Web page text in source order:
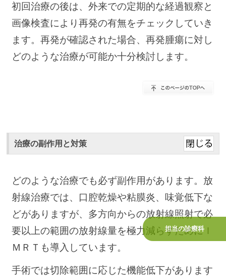
担当の診療科
初回治療の後は、外来での定期的な経過観察と
画像検査により再発の有無をチェックしていき
ます。再発が確認された場合、再発腫瘍に対し
どのような治療が可能か十分検討します。
治療の副作用と対策
どのような治療でも必ず副作用があります。放
射線治療では、口腔乾燥や粘膜炎、味覚低下な
どがありますが、多方向からの放射線照射で必
要以上の範囲の放射線量を極力減らすためにＩ
ＭＲＴも導入しています。
手術では切除範囲に応じた機能低下があります